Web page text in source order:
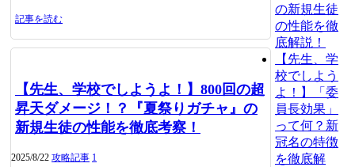
記事を読む
【先生、学校でしようよ！】800回の超
昇天ダメージ！？『夏祭りガチャ』の
新規生徒の性能を徹底考察！
2025/8/22 攻略記事 1
の新規生徒
の性能を徹
底解説！
【先生、学
校でしよう
よ！】「委
員長効果」
って何？新
冠名の特徴
を徹底解